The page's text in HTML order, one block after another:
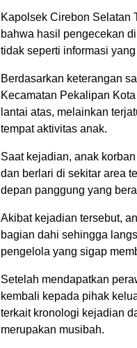
Kapolsek Cirebon Selatan
bahwa hasil pengecekan
tidak seperti informasi yang
Berdasarkan keterangan
Kecamatan Pekalipan
lantai atas, melainkan
tempat aktivitas anak.
Saat kejadian, anak
dan berlari di sekitar area
depan panggung yang
Akibat kejadian tersebut,
bagian dahi sehingga
pengelola yang sigap
Setelah mendapatkan
kembali kepada pihak
terkait kronologi kejadian
merupakan musibah.